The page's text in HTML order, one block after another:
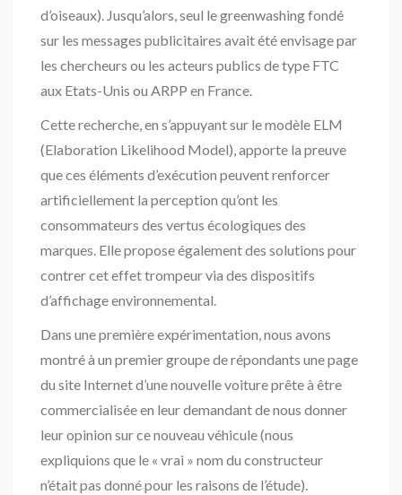
d’oiseaux). Jusqu’alors, seul le greenwashing fondé
sur les messages publicitaires avait été envisage par
les chercheurs ou les acteurs publics de type FTC
aux Etats-Unis ou ARPP en France.
Cette recherche, en s’appuyant sur le modèle ELM
(Elaboration Likelihood Model), apporte la preuve
que ces éléments d’exécution peuvent renforcer
artificiellement la perception qu’ont les
consommateurs des vertus écologiques des
marques. Elle propose également des solutions pour
contrer cet effet trompeur via des dispositifs
d’affichage environnemental.
Dans une première expérimentation, nous avons
montré à un premier groupe de répondants une page
du site Internet d’une nouvelle voiture prête à être
commercialisée en leur demandant de nous donner
leur opinion sur ce nouveau véhicule (nous
expliquions que le « vrai » nom du constructeur
n’était pas donné pour les raisons de l’étude).